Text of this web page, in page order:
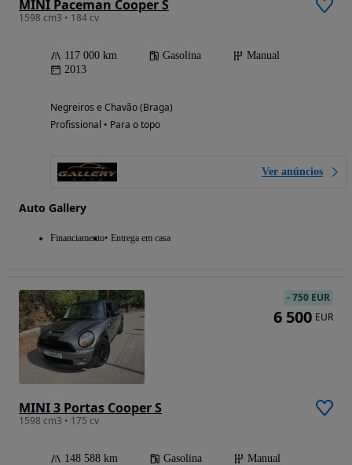
MINI Paceman Cooper S
1598 cm3 • 184 cv
117 000 km Gasolina
Manual
2013
Negreiros e Chavão (Braga)
Profissional • Para o topo
Ver anúncios
Auto Gallery
Financiamento Entrega em casa
MINI 3 Portas Cooper S
1598 cm3 • 175 cv
148 588 km Gasolina
Manual
-750 EUR
6 500 EUR